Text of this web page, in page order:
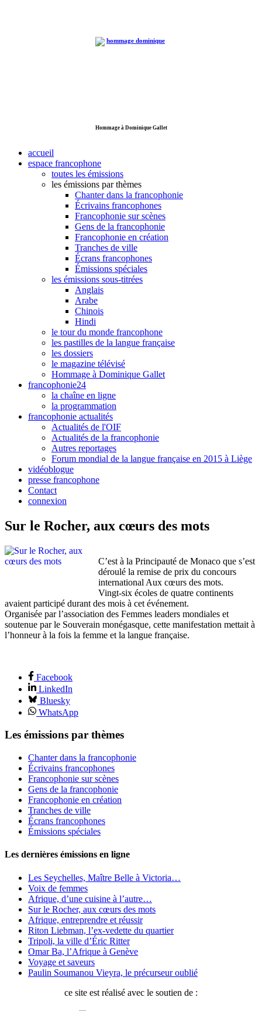
Hommage à Dominique Gallet
accueil
espace francophone
toutes les émissions
les émissions par thèmes
Chanter dans la francophonie
Écrivains francophones
Francophonie sur scènes
Gens de la francophonie
Francophonie en création
Tranches de ville
Écrans francophones
Émissions spéciales
les émissions sous-titrées
Anglais
Arabe
Chinois
Hindi
le tour du monde francophone
les pastilles de la langue française
les dossiers
le magazine télévisé
Hommage à Dominique Gallet
francophonie24
la chaîne en ligne
la programmation
francophonie actualités
Actualités de l'OIF
Actualités de la francophonie
Autres reportages
Forum mondial de la langue française en 2015 à Liège
vidéoblogue
presse francophone
Contact
connexion
Sur le Rocher, aux cœurs des mots
C’est à la Principauté de Monaco que s’est
déroulé la remise de prix du concours
international Aux cœurs des mots.
Vingt-six écoles de quatre continents
avaient participé durant des mois à cet événement.
Organisée par l’association des Femmes leaders mondiales et
soutenue par le Souverain monégasque, cette manifestation mettait à
l’honneur à la fois la femme et la langue française.
Facebook
LinkedIn
Bluesky
WhatsApp
Les émissions par thèmes
Chanter dans la francophonie
Écrivains francophones
Francophonie sur scènes
Gens de la francophonie
Francophonie en création
Tranches de ville
Écrans francophones
Émissions spéciales
Les dernières émissions en ligne
Les Seychelles, Maître Belle à Victoria…
Voix de femmes
Afrique, d’une cuisine à l’autre…
Sur le Rocher, aux cœurs des mots
Afrique, entreprendre et réussir
Riton Liebman, l’ex-vedette du quartier
Tripoli, la ville d’Éric Ritter
Omar Ba, l’Afrique à Genève
Voyage et saveurs
Paulin Soumanou Vieyra, le précurseur oublié
ce site est réalisé avec le soutien de :